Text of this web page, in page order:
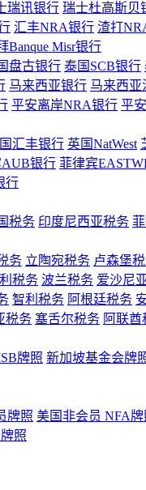
瑞讯银行 瑞士杜高斯贝
汇丰NRA银行 渣打
Banque Misr银行
盘古银行 泰国SCB银行
马来西亚银行 马来西亚
平安离岸NRA银行 平
汇丰银行 英国NatWest
银行 菲律宾
行
税务 印度尼西亚税务
务 立陶宛税务 卢森堡
税务 波兰税务 爱沙尼
智利税务 阿根廷税务
税务 塞舌尔税务 阿联酋
牌照 新加坡基金会牌
牌照 美国非会员 NFA牌
照